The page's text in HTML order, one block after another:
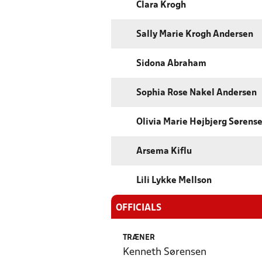
Clara Krogh
Sally Marie Krogh Andersen
Sidona Abraham
Sophia Rose Nakel Andersen
Olivia Marie Højbjerg
Arsema Kiflu
Lili Lykke Mellson
OFFICIALS
TRÆNER
Kenneth Sørensen